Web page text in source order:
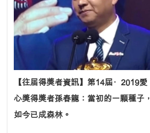
【往届得獎者資訊】第14屆·2019愛
心獎得獎者孫春龍：當初的一顆種子，
如今已成森林。